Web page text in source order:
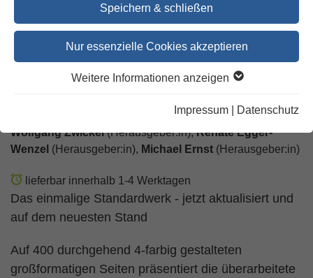
Speichern & schließen
Nur essenzielle Cookies akzeptieren
Weitere Informationen anzeigen
Impressum Datenschutz
Herders neuer Bibelatlas
Überarbeitete Neuausgabe
Wolfgang Zwickel(Herausgeber:in),Renate Egger-
Wenzel (Herausgeber:in), Michael Ernst (Herausgeber:in)
lieferbar innerhalb 1-4 Werktagen
Das einmalige Standardwerk - jetzt aktualisiert und
auf dem neuesten Stand
Auf 400 durchgehend 4-farbig gestalteten
großformatigen Seiten präsentiert die überarbeitete